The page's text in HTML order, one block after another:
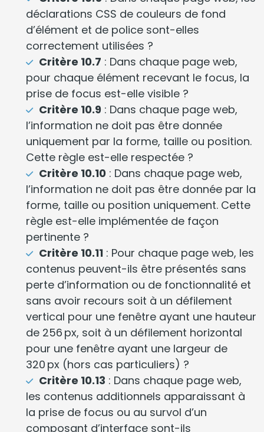
déclarations CSS de couleurs de fond
d’élément et de police sont-elles
correctement utilisées ?
Critère 10.7 : Dans chaque page web,
pour chaque élément recevant le focus, la
prise de focus est-elle visible ?
Critère 10.9 : Dans chaque page web,
l’information ne doit pas être donnée
uniquement par la forme, taille ou position.
Cette règle est-elle respectée ?
Critère 10.10 : Dans chaque page web,
l’information ne doit pas être donnée par la
forme, taille ou position uniquement. Cette
règle est-elle implémentée de façon
pertinente ?
Critère 10.11 : Pour chaque page web, les
contenus peuvent-ils être présentés sans
perte d’information ou de fonctionnalité et
sans avoir recours soit à un défilement
vertical pour une fenêtre ayant une hauteur
de 256 px, soit à un défilement horizontal
pour une fenêtre ayant une largeur de
320 px (hors cas particuliers) ?
Critère 10.13 : Dans chaque page web,
les contenus additionnels apparaissant à
la prise de focus ou au survol d’un
composant d’interface sont-ils